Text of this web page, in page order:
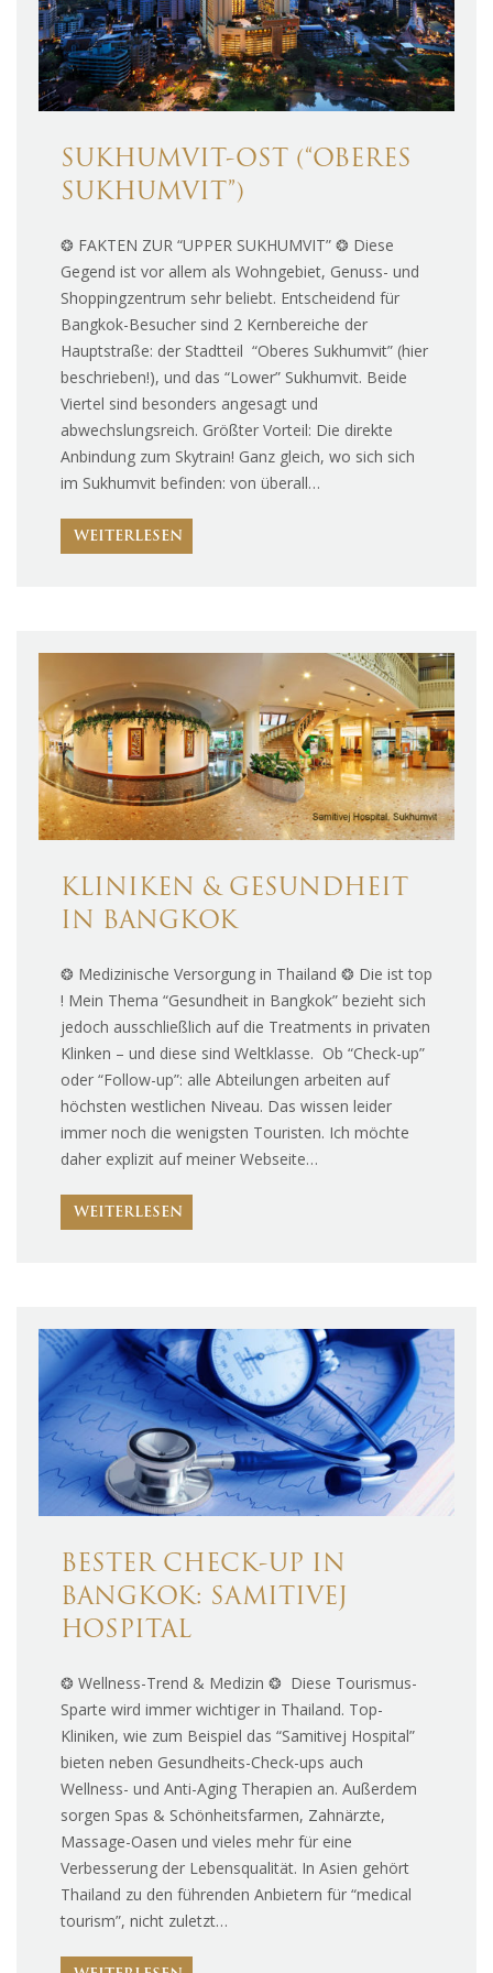
SUKHUMVIT-OST (“OBERES
SUKHUMVIT”)
❂ FAKTEN ZUR “UPPER SUKHUMVIT” ❂ Diese
Gegend ist vor allem als Wohngebiet, Genuss- und
Shoppingzentrum sehr beliebt. Entscheidend für
Bangkok-Besucher sind 2 Kernbereiche der
Hauptstraße: der Stadtteil “Oberes Sukhumvit” (hier
beschrieben!), und das “Lower” Sukhumvit. Beide
Viertel sind besonders angesagt und
abwechslungsreich. Größter Vorteil: Die direkte
Anbindung zum Skytrain! Ganz gleich, wo sich sich
im Sukhumvit befinden: von überall…
WEITERLESEN
KLINIKEN & GESUNDHEIT
IN BANGKOK
❂ Medizinische Versorgung in Thailand ❂ Die ist top
! Mein Thema “Gesundheit in Bangkok” bezieht sich
jedoch ausschließlich auf die Treatments in privaten
Klinken – und diese sind Weltklasse. Ob “Check-up”
oder “Follow-up”: alle Abteilungen arbeiten auf
höchsten westlichen Niveau. Das wissen leider
immer noch die wenigsten Touristen. Ich möchte
daher explizit auf meiner Webseite…
WEITERLESEN
BESTER CHECK-UP IN
BANGKOK: SAMITIVEJ
HOSPITAL
❂ Wellness-Trend & Medizin ❂ Diese Tourismus-
Sparte wird immer wichtiger in Thailand. Top-
Kliniken, wie zum Beispiel das “Samitivej Hospital”
bieten neben Gesundheits-Check-ups auch
Wellness- und Anti-Aging Therapien an. Außerdem
sorgen Spas & Schönheitsfarmen, Zahnärzte,
Massage-Oasen und vieles mehr für eine
Verbesserung der Lebensqualität. In Asien gehört
Thailand zu den führenden Anbietern für “medical
tourism”, nicht zuletzt…